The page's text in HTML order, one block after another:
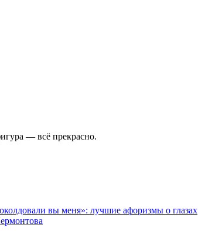
— всё прекрасно.
вы меня»: лучшие афоризмы о глазах